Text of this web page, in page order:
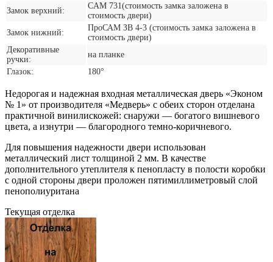
Замок верхний:
CАМ 731(стоимость замка заложена в
стоимость двери)
Замок нижний:
ПроСАМ ЗВ 4-3 (стоимость замка заложена в
стоимость двери)
Декоративные
ручки:
на планке
Глазок:
180°
Недорогая и надежная входная металлическая дверь «Эконом
№ 1» от производителя «Медверь» с обеих сторон отделана
практичной винилискожей: снаружи — богатого вишневого
цвета, а изнутри — благородного темно-коричневого.
Для повышения надежности двери использован
металлический лист толщиной 2 мм. В качестве
дополнительного утеплителя к пенопласту в полости коробки
с одной стороны двери проложен пятимиллиметровый слой
пенополиуритана
Текущая отделка